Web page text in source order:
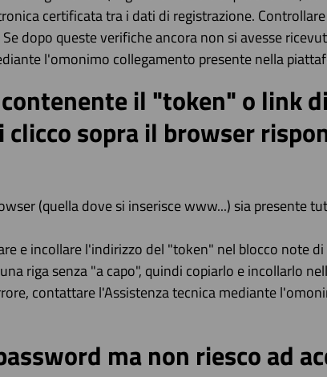
certificata tra i dati di registrazione.
dopo queste verifiche ancora non si avesse
l'omonimo collegamento presente nella
il "token" o link di
sopra il browser
(quella dove si inserisce www...) sia presente
e incollare l'indirizzo del "token" nel blocco note
riga senza "a capo", quindi copiarlo e incollarlo
contattare l'Assistenza tecnica mediante
ma non riesco ad